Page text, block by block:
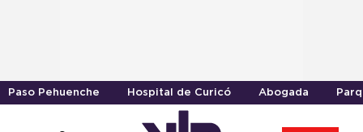
Paso Pehuenche Hospital de Curicó Abogada